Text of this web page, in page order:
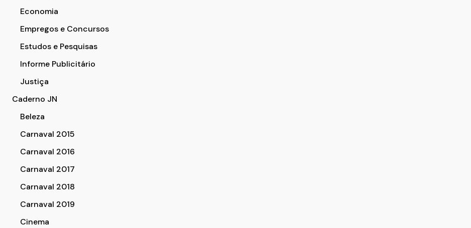
Economia
Empregos e Concursos
Estudos e Pesquisas
Informe Publicitário
Justiça
Caderno JN
Beleza
Carnaval 2015
Carnaval 2016
Carnaval 2017
Carnaval 2018
Carnaval 2019
Cinema